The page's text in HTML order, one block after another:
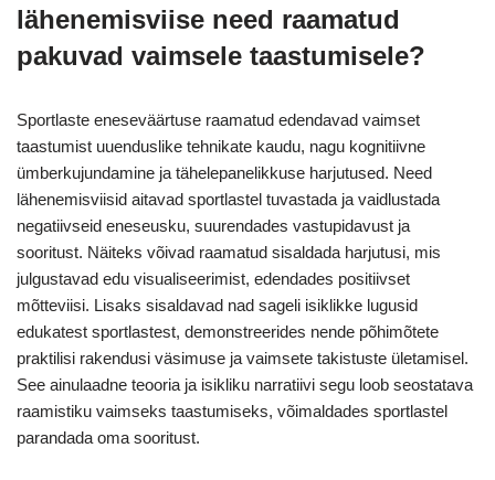
lähenemisviise need raamatud
pakuvad vaimsele taastumisele?
Sportlaste eneseväärtuse raamatud edendavad vaimset
taastumist uuenduslike tehnikate kaudu, nagu kognitiivne
ümberkujundamine ja tähelepanelikkuse harjutused. Need
lähenemisviisid aitavad sportlastel tuvastada ja vaidlustada
negatiivseid eneseusku, suurendades vastupidavust ja
sooritust. Näiteks võivad raamatud sisaldada harjutusi, mis
julgustavad edu visualiseerimist, edendades positiivset
mõtteviisi. Lisaks sisaldavad nad sageli isiklikke lugusid
edukatest sportlastest, demonstreerides nende põhimõtete
praktilisi rakendusi väsimuse ja vaimsete takistuste ületamisel.
See ainulaadne teooria ja isikliku narratiivi segu loob seostatava
raamistiku vaimseks taastumiseks, võimaldades sportlastel
parandada oma sooritust.